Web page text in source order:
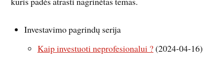
Investavimo pagrindų serija
Kaip investuoti neprofesionalui ?(2024-04-16)